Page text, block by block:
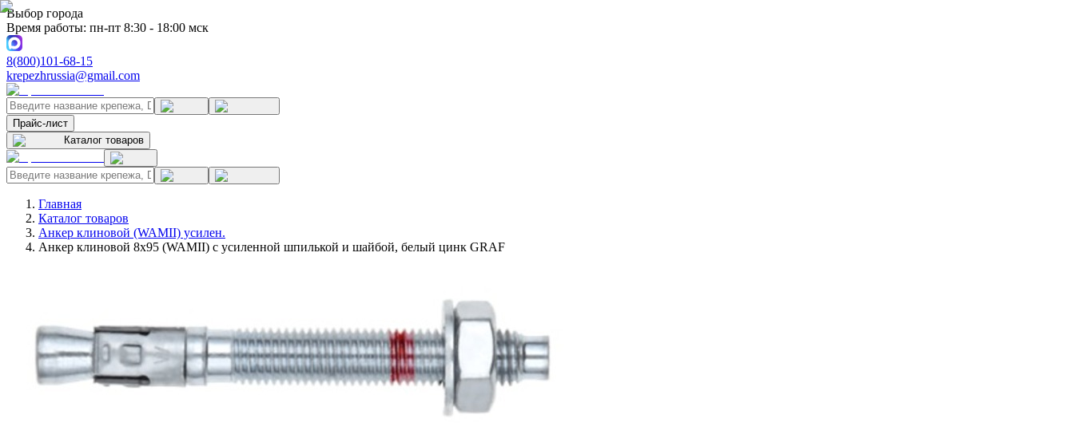
Выбор города
Время работы: пн-пт 8:30 - 18:00 мск
8(800)101-68-15
krepezhrussia@gmail.com
Прайс-лист
Каталог товаров
Главная
Каталог товаров
Анкер клиновой (WAMII) усилен.
Анкер клиновой 8х95 (WAMII) с усиленной шпилькой и шайбой, белый цинк GRAF